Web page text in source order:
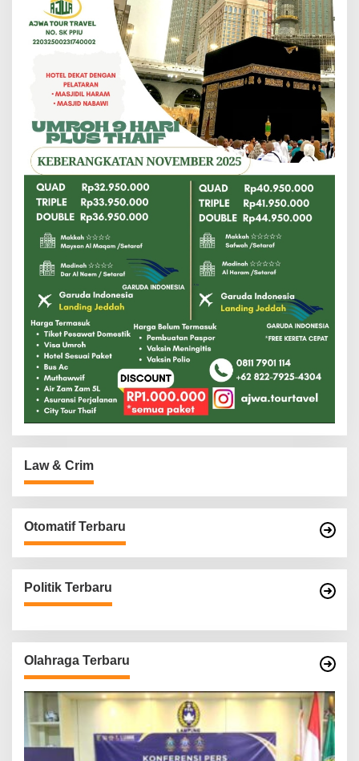
Law & Crim
Otomatif Terbaru
Politik Terbaru
Olahraga Terbaru